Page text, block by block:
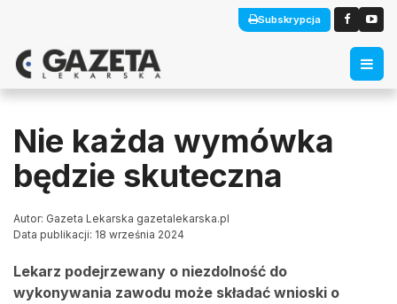
Subskrypcja
Nie każda wymówka
będzie skuteczna
Autor: Gazeta Lekarska gazetalekarska.pl
Data publikacji: 18 września 2024
Lekarz podejrzewany o niezdolność do
wykonywania zawodu może składać wnioski o